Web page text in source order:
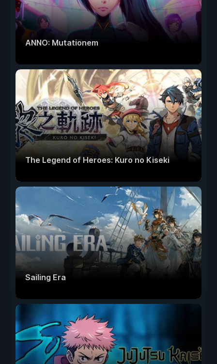
ANNO: Mutationem
The Legend of Heroes: Kuro no Kiseki
Sailing Era